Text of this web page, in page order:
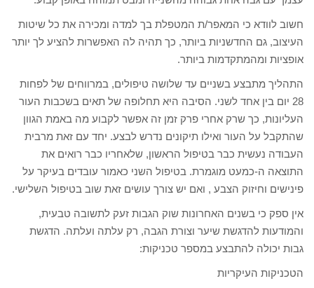
חשוב לוודא כי המאפר/ת המטפלת בך למדה ומכירה את כל שיטות
העיצוב, גם החדשניות ביותר, כך תהיה לה האפשרות להציע לך יותר
אופציות ומהמתקדמות ביותר.
התהליך מתבצע בשניים עד שלושה טיפולים, במרווחים של לפחות
28 יום בין אחד לשני. הסיבה היא תחלופה של תאים בשכבות העור
העליונות, כך שרק אחרי פרק זמן זה אפשר לקבוע מה באמת הגוון
שהתקבל על העור ואילו תיקונים נדרש לבצע. יחד עם זאת מרבית
העבודה נעשית כבר בטיפול הראשון, שלאחריו כבר רואים את
התוצאה ה-כמעט מוגמרת. בטיפול השני כאמור עובדים בעיקר על
פינישים וחיזוק הצבע , ואם יש צורך עושים זאת שוב בטיפול השלישי.
אין ספק כי בשנים האחרונות שוק הגבות זעק לתשובה טבעית,
והמודעות להדגשת שיער וצורת הגבה, רק עלתה ועלתה. הדגשת
גבות יכולה להתבצע במספר טכניקות:
הטכניקות העיקריות